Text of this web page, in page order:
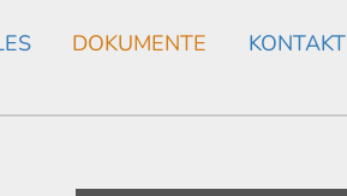
DOKUMENTE KONTAKT